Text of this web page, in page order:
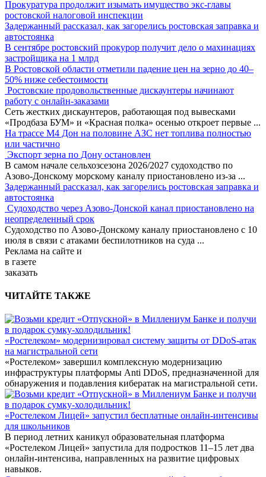
Прокуратура продолжит изымать имущество экс-главы
ростовской налоговой инспекции
Задержанный рассказал, как загорелись ростовская заправка и
автостоянка
В сентябре ростовский прокурор получит дело о махинациях
застройщика на 1 млрд
В Ростовской области отметили падение цен на зерно до 40–
50% ниже себестоимости
Ростовские продовольственные дискаунтеры начинают
работу с онлайн-заказами
Сеть жестких дискаунтеров, работающая под вывесками
«Продбаза БУМ» и «Красная полка» осенью откроет первые ...
На трассе М4 Дон на половине АЗС нет топлива полностью
или частично
Экспорт зерна по Дону остановлен
В самом начале сельхозсезона 2026/2027 судоходство по
Азово-Донскому морскому каналу приостановлено из-за ...
Задержанный рассказал, как загорелись ростовская заправка и
автостоянка
Судоходство через Азово-Донской канал приостановлено на
неопределенный срок
Судоходство по Азово-Донскому каналу приостановлено с 10
июля в связи с атаками беспилотников на суда ...
Реклама на сайте и
в газете
заказать
ЧИТАЙТЕ ТАКЖЕ
«Ростелеком» модернизировал систему защиты от DDoS-атак
на магистральной сети
«Ростелеком» завершил комплексную модернизацию
инфраструктуры платформы Anti DDoS, предназначенной для
обнаружения и подавления кибератак на магистральной сети.
«Ростелеком Лицей» запустил бесплатные онлайн-интенсивы
для школьников
В период летних каникул образовательная платформа
«Ростелеком Лицей» запустила для подростков 11–15 лет два
онлайн-интенсива, направленных на развитие цифровых
навыков.